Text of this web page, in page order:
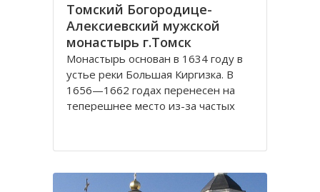
Томский Богородице-
Алексиевский мужской
монастырь г.Томск
Монастырь основан в 1634 году в
устье реки Большая Киргизка. В
1656—1662 годах перенесен на
теперешнее место из-за частых
каменной стеной с 4 башнями и 3
сборные деньги. Это старейший в